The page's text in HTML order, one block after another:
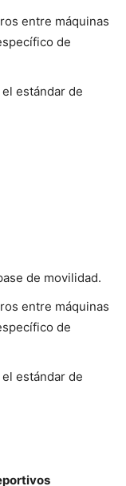
entre máquinas
de
estándar de
de movilidad.
entre máquinas
de
estándar de